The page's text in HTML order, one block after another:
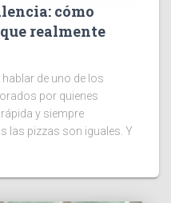
cómo
realmente
de uno de los
por quienes
y siempre
las pizzas son iguales. Y